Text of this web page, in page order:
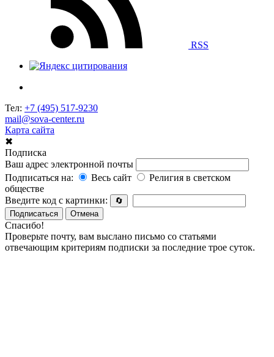
RSS
Тел: +7 (495) 517-9230
mail@sova-center.ru
Карта сайта
✖
Подписка
Ваш адрес электронной почты
Подписаться на:
Весь сайт
Религия в светском
обществе
Введите код с картинки:
🔄
Подписаться
Отмена
Спасибо!
Проверьте почту, вам выслано письмо со статьями
отвечающим критериям подписки за последние трое суток.